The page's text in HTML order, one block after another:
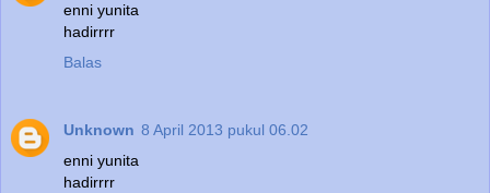
enni yunita
hadirrrr
Balas
Unknown 8 April 2013 pukul 06.02
enni yunita
hadirrrr